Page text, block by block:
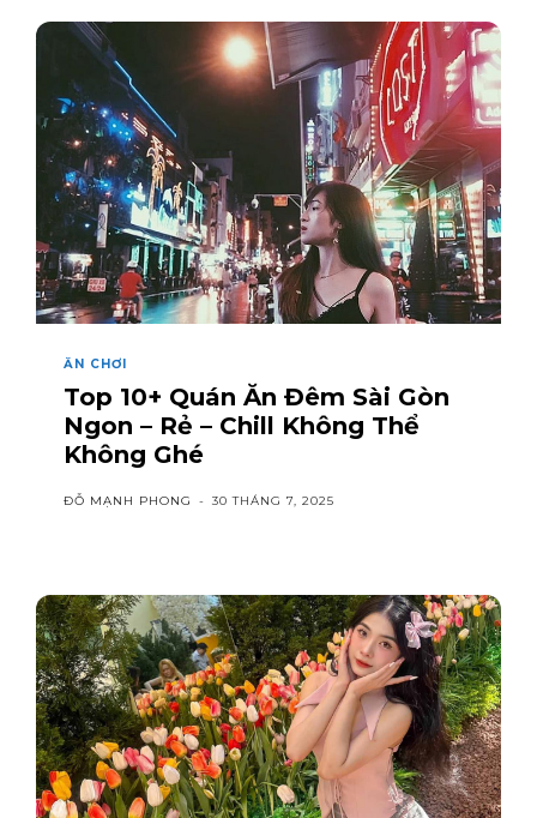
ĂN CHƠI
Top 10+ Quán Ăn Đêm Sài Gòn
Ngon – Rẻ – Chill Không Thể
Không Ghé
ĐỖ MẠNH PHONG - 30 THÁNG 7, 2025